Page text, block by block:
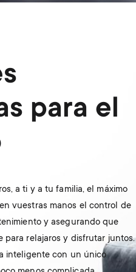
para el
a ti y a tu familia, el máximo
vuestras manos el control de
y asegurando que
para relajaros y disfrutar juntos.
inteligente con un único